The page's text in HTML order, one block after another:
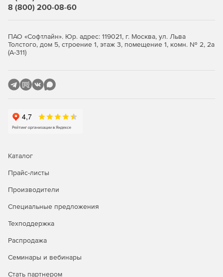
Доступ к более чем 400 датчикам.
автоматизируют трассировку.
Analytics.
Поддержка новейших процессоров Intel.
приложений из Arduino Create в Intel System Studio.
8 (800) 200-08-60
ПАО «Софтлайн». Юр. адрес: 119021, г. Москва, ул. Льва
Толстого, дом 5, строение 1, этаж 3, помещение 1, комн. № 2, 2а
(А-311)
Каталог
Прайс-листы
Производители
Специальные предложения
Техподдержка
Распродажа
Семинары и вебинары
Стать партнером